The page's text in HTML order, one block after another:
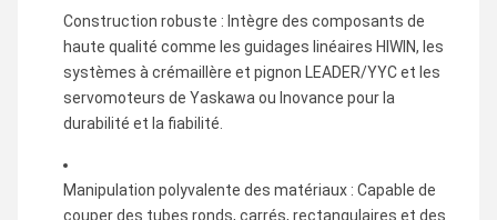
Construction robuste : Intègre des composants de
haute qualité comme les guidages linéaires HIWIN, les
systèmes à crémaillère et pignon LEADER/YYC et les
servomoteurs de Yaskawa ou Inovance pour la
durabilité et la fiabilité.
Manipulation polyvalente des matériaux : Capable de
couper des tubes ronds, carrés, rectangulaires et des